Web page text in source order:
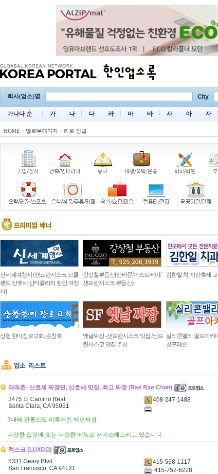
회사(업소)명 City
가나다 순 가 나 다 라 마 바 사 아 자
HOME > 옐로우페이지 > 라로 정렬
신세계여행사 (샌프란시스코 오클
랜드 산호세 산타클라라 한인 여행
사)
강상철부동산(산라몬/이스트베이/
샌프란시스코 부동산)
김한일 치과(산호세
상항 한미장로교회, 손창호
옛날짜장 -샌프란시스코 맛집 /샌프
란시스코 맛집 추천
실리콘밸리 골프아카
골프레슨
래래촌- 산호세 짜장면, 산호세 맛집, 최고 짜장 (Rae Rae Chon)
3475 El Camino Real
Santa Clara, CA 95051
408-247-1488
3대째 전통으로 이루어진 백년짜장
다양한 입맛에 맞는 다양한 메뉴로 서비스해드리고 있습니다
럭스코 (LUXCO)
5331 Geary Blvd.
San Francisco, CA 94121
415-568-1117
415-752-6228